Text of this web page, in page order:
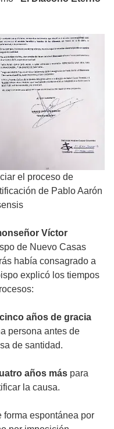
el proceso de
de Pablo Aarón
Víctor
de Nuevo Casas
había consagrado a
explicó los tiempos
cinco años de gracia
persona antes de
de santidad.
años más para
la causa.
forma espontánea por